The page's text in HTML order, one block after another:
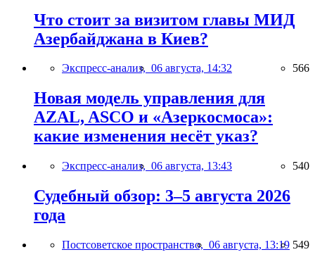
Что стоит за визитом главы МИД
Азербайджана в Киев?
Экспресс-анализ, 06 августа, 14:32 566
Новая модель управления для
AZAL, ASCO и «Азеркосмоса»:
какие изменения несёт указ?
Экспресс-анализ, 06 августа, 13:43 540
Судебный обзор: 3–5 августа 2026
года
Постсоветское пространство, 06 августа, 13:19 549